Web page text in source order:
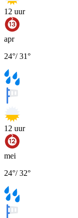
12 uur
apr
24°/31°
12 uur
mei
24°/32°